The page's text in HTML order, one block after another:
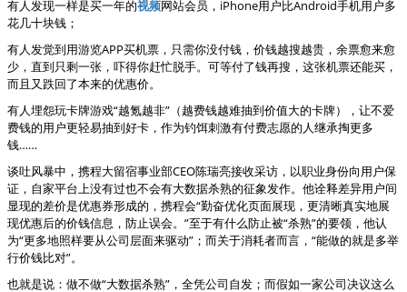
有人发现一样是买一年的视频网站会员，iPhone用户比Android手机用户多
花几十块钱；
有人发觉到用游览APP买机票，只需你没付钱，价钱越搜越贵，余票愈来愈
少，直到只剩一张，吓得你赶忙脱手。可等付了钱再搜，这张机票还能买，
而且又跌回了本来的优惠价。
有人埋怨玩卡牌游戏“越氪越非”（越费钱越难抽到价值大的卡牌），让不爱
费钱的用户更轻易抽到好卡，作为钓饵刺激有付费志愿的人继承掏更多
钱……
谈吐风暴中，携程大留宿事业部CEO陈瑞亮接收采访，以职业身份向用户保
证，自家平台上没有过也不会有大数据杀熟的征象发作。他诠释差异用户间
显现的差价是优惠券形成的，携程会“勤奋优化页面展现，更清晰真实地展
现优惠后的价钱信息，防止误会。”至于有什么防止被“杀熟”的要领，他认
为“更多地照样要从公司层面来驱动”；而关于消耗者而言，“能做的就是多举
行价钱比对”。
也就是说：做不做“大数据杀熟”，全凭公司自发；而假如一家公司决议这么